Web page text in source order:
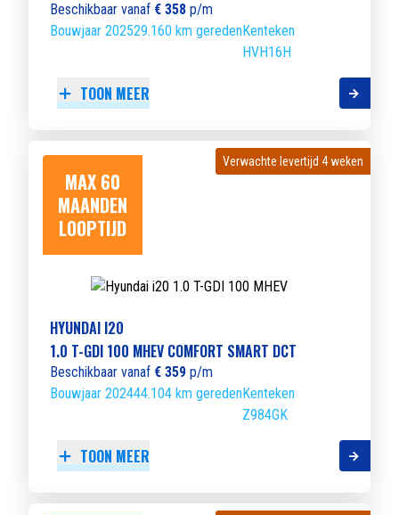
Beschikbaar vanaf € 358 p/m
Bouwjaar 202529.160 km geredenKenteken
HVH16H
TOON MEER
MAX 60
MAANDEN
LOOPTIJD
Verwachte levertijd 4 weken
Verwachte levertijd 4 weken
HYUNDAI I20
1.0 T-GDI 100 MHEV COMFORT SMART DCT
Beschikbaar vanaf € 359 p/m
Bouwjaar 202444.104 km geredenKenteken
Z984GK
TOON MEER